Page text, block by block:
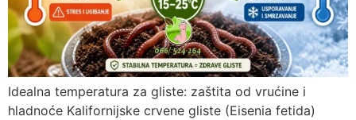
Idealna temperatura za gliste: zaštita od vrućine i
hladnoće Kalifornijske crvene gliste (Eisenia fetida)